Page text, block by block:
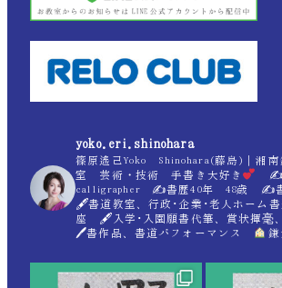
yoko.eri.shinohara
篠原遙己Yoko Shinohara(藤島)｜湘南
室 芸術・技術 手書き大好き
calligrapher ✍書歴40年 48歳 ✍
🖋書道教室、行政･企業･老人ホーム書
座 🖋入学･入園願書代筆、賞状揮毫
🖊書作品、書道パフォーマンス
鎌